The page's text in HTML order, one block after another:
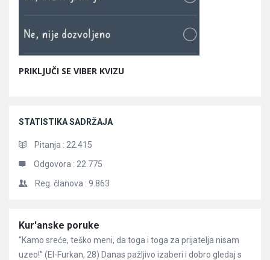
PRIKLJUČI SE VIBER KVIZU
STATISTIKA SADRŽAJA
Pitanja : 22.415
Odgovora : 22.775
Reg. članova : 9.863
Članci
Kur'anske poruke
“Kamo sreće, teško meni, da toga i toga za prijatelja nisam
uzeo!” (El-Furkan, 28) Danas pažljivo izaberi i dobro gledaj s